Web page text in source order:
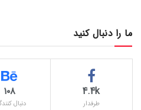
ما را دنبال کنید
4.4k
طرفدار
۱۰۸
دنبال